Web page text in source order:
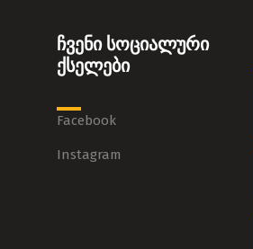
ჩვენი სოციალური
ქსელები
Facebook
Instagram